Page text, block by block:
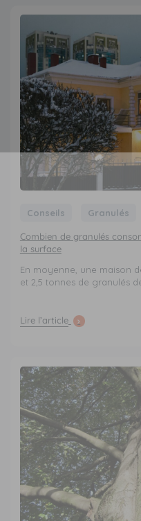
Conseils Granulés
Combien de granulés
la surface
En moyenne, une maison
et 2,5 tonnes de granulés
Lire l’article